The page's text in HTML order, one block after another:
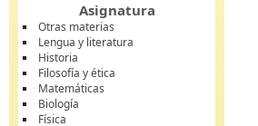
Asignatura
Otras materias
Lengua y literatura
Historia
Filosofía y ética
Matemáticas
Biología
Física